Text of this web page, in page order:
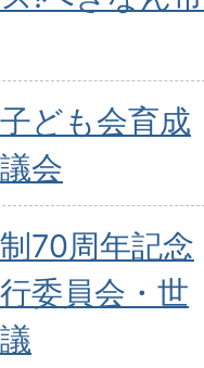
ども会育成
会
70周年記念
委員会・世